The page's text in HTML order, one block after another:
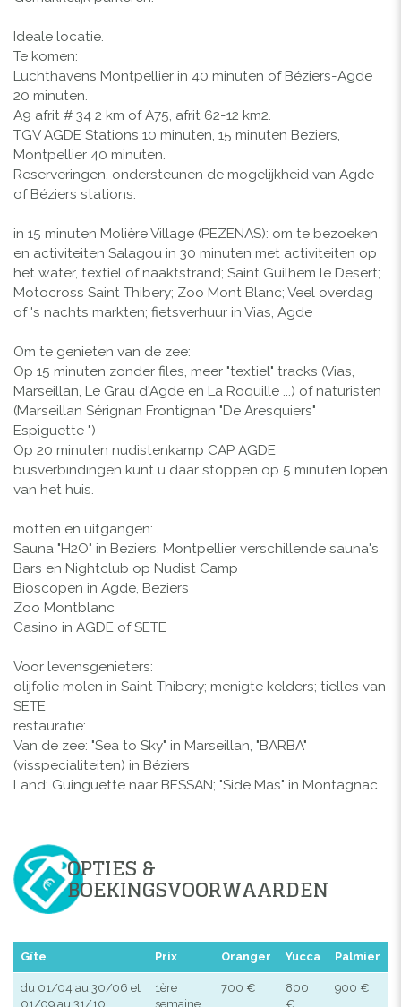
Ideale locatie.
Te komen:
Luchthavens Montpellier in 40 minuten of Béziers-Agde
20 minuten.
A9 afrit # 34 2 km of A75, afrit 62-12 km2.
TGV AGDE Stations 10 minuten, 15 minuten Beziers,
Montpellier 40 minuten.
Reserveringen, ondersteunen de mogelijkheid van Agde
of Béziers stations.
in 15 minuten Molière Village (PEZENAS): om te bezoeken
en activiteiten Salagou in 30 minuten met activiteiten op
het water, textiel of naaktstrand; Saint Guilhem le Desert;
Motocross Saint Thibery; Zoo Mont Blanc; Veel overdag
of 's nachts markten; fietsverhuur in Vias, Agde
Om te genieten van de zee:
Op 15 minuten zonder files, meer "textiel" tracks (Vias,
Marseillan, Le Grau d'Agde en La Roquille ...) of naturisten
(Marseillan Sérignan Frontignan "De Aresquiers"
Espiguette ")
Op 20 minuten nudistenkamp CAP AGDE
busverbindingen kunt u daar stoppen op 5 minuten lopen
van het huis.
motten en uitgangen:
Sauna "H2O" in Beziers, Montpellier verschillende sauna's
Bars en Nightclub op Nudist Camp
Bioscopen in Agde, Beziers
Zoo Montblanc
Casino in AGDE of SETE
Voor levensgenieters:
olijfolie molen in Saint Thibery; menigte kelders; tielles van
SETE
restauratie:
Van de zee: "Sea to Sky" in Marseillan, "BARBA"
(visspecialiteiten) in Béziers
Land: Guinguette naar BESSAN; "Side Mas" in Montagnac
OPTIES &
BOEKINGSVOORWAARDEN
Gîte Prix Oranger Yucca Palmier
du 01/04 au 30/06 et
01/09 au 31/10
1ère
semaine
700 €
800
€
900 €